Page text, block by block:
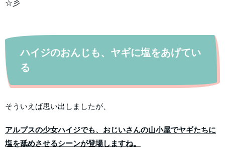
☆彡
ハイジのおんじも、ヤギに塩をあげてい
る
そういえば思い出しましたが、
アルプスの少女ハイジでも、おじいさんの山小屋でヤギたちに
塩を舐めさせるシーンが登場しますね。